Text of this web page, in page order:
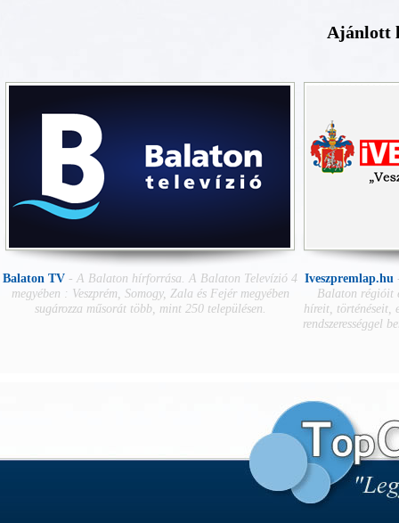
Ajánlott
Balaton TV - A Balaton hírforrása. A Balaton Televízió 4
megyében : Veszprém, Somogy, Zala és Fejér megyében
sugározza műsorát több, mint 250 településen.
Iveszpremlap.hu
Balaton régióit
híreit, történéseit,
rendszerességgel